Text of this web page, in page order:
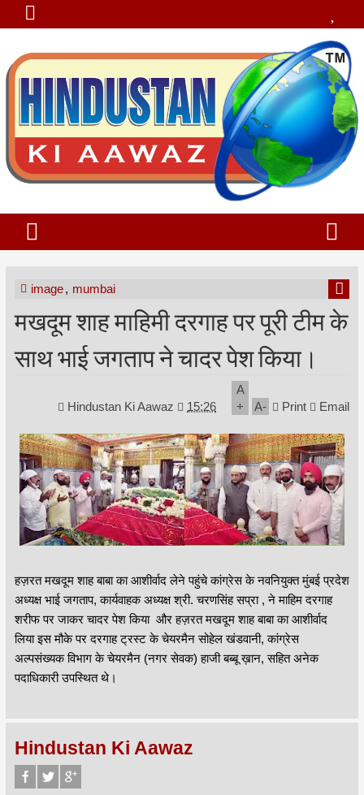
image, mumbai
मखदूम शाह माहिमी दरगाह पर पूरी टीम के
साथ भाई जगताप ने चादर पेश किया।
Hindustan Ki Aawaz 15:26
A
+
A- Print Email
हज़रत मखदूम शाह बाबा का आशीर्वाद लेने पहुंचे कांग्रेस के नवनियुक्त मुंबई प्रदेश
अध्यक्ष भाई जगताप, कार्यवाहक अध्यक्ष श्री. चरणसिंह सप्रा , ने माहिम दरगाह
शरीफ पर जाकर चादर पेश किया और हज़रत मखदूम शाह बाबा का आशीर्वाद
लिया इस मौके पर दरगाह ट्रस्ट के चेयरमैन सोहेल खंडवानी, कांग्रेस
अल्पसंख्यक विभाग के चेयरमैन (नगर सेवक) हाजी बब्बू ख़ान, सहित अनेक
पदाधिकारी उपस्थित थे।
Hindustan Ki Aawaz